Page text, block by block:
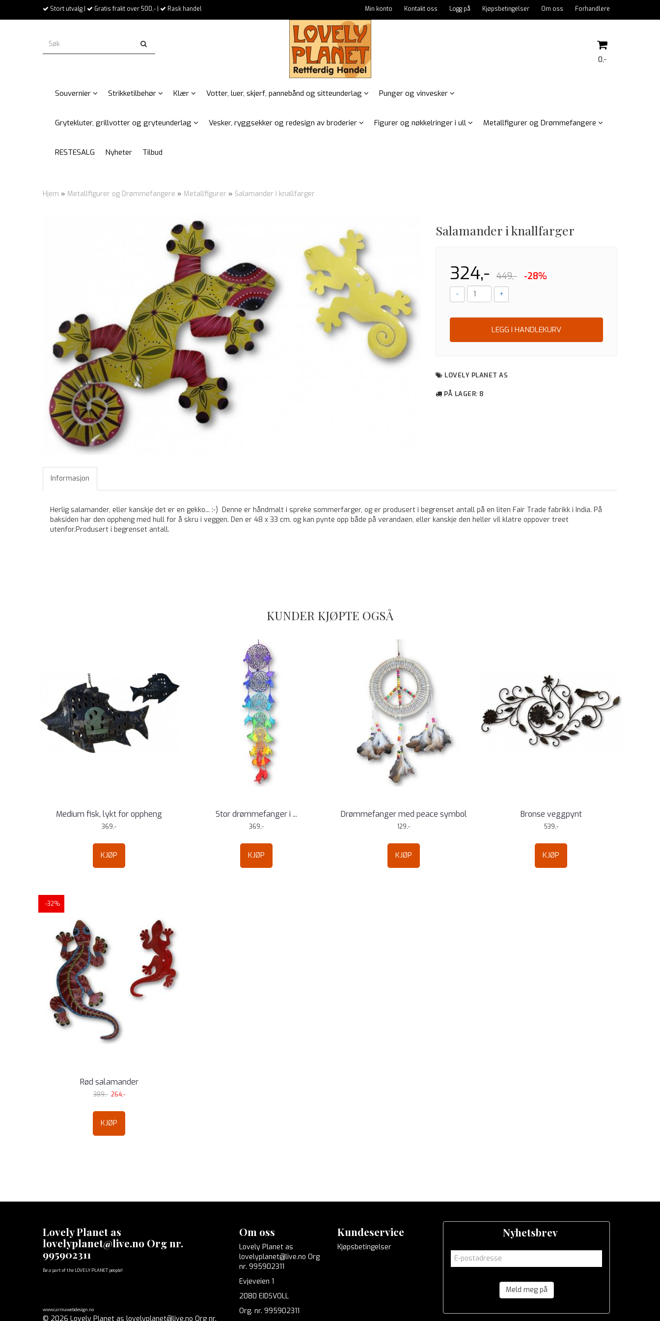
Stort utvalg | Gratis frakt over 500,- | Rask handel Min konto Kontakt oss Logg på Kjøpsbetingelser Om oss Forhandlere
0,-
Souvernier Strikketilbehør Klær Votter, luer, skjerf, pannebånd og sitteunderlag Punger og vinvesker
Grytekluter, grillvotter og gryteunderlag Vesker, ryggsekker og redesign av broderier Figurer og nøkkelringer i ull Metallfigurer og Drømmefangere
RESTESALG Nyheter Tilbud
Hjem » Metallfigurer og Drømmefangere » Metallfigurer » Salamander i knallfarger
Salamander i knallfarger
324,- 449,- -28%
- +
LEGG I HANDLEKURV
LOVELY PLANET AS
PÅ LAGER: 8
Informasjon
Herlig salamander, eller kanskje det er en gekko... :-) Denne er håndmalt i spreke sommerfarger, og er produsert i begrenset antall på en liten Fair Trade fabrikk i India. På
baksiden har den oppheng med hull for å skru i veggen. Den er 48 x 33 cm. og kan pynte opp både på verandaen, eller kanskje den heller vil klatre oppover treet
utenfor.Produsert i begrenset antall.
KUNDER KJØPTE OGSÅ
Medium fisk, lykt for oppheng
369,-
KJØP
Stor drømmefanger i ...
369,-
KJØP
Drømmefanger med peace symbol
129,-
KJØP
Bronse veggpynt
539,-
KJØP
-32%
Rød salamander
389,- 264,-
KJØP
Lovely Planet as
lovelyplanet@live.no Org nr.
995902311
Be a part of the LOVELY PLANET people!
www.carmawebdesign.no
© 2026 Lovely Planet as lovelyplanet@live.no Org nr.
Om oss
Lovely Planet as
lovelyplanet@live.no Org
nr. 995902311
Evjeveien 1
2080 EIDSVOLL
Org. nr. 995902311
Kundeservice
Kjøpsbetingelser
Nyhetsbrev
Meld meg på